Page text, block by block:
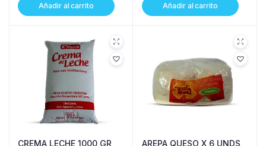
Añadir al carrito Añadir al carrito
CREMA LECHE 1000 GR
AREPA QUESO X 6 UNDS